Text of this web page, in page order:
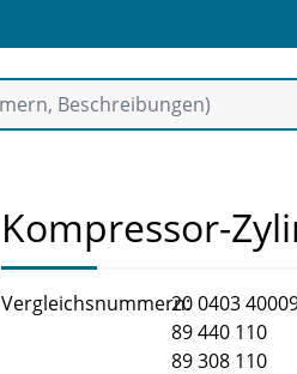
Kompressor-
Vergleichsnummern:20 0403
89 440 110
89 308 110